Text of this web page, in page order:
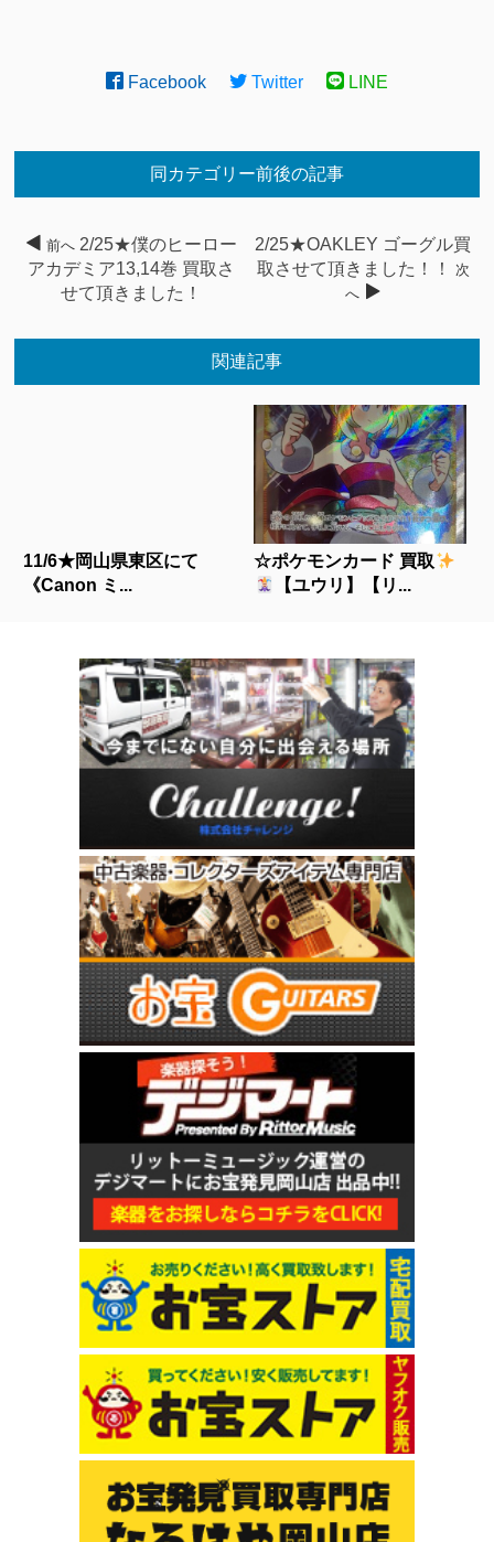
Facebook Twitter LINE
同カテゴリー前後の記事
前へ 2/25★僕のヒーロー
アカデミア13,14巻 買取さ
せて頂きました！
2/25★OAKLEY ゴーグル買
取させて頂きました！！
次
へ
関連記事
11/6★岡山県東区にて
《Canon ミ...
☆ポケモンカード 買取
【ユウリ】【リ...